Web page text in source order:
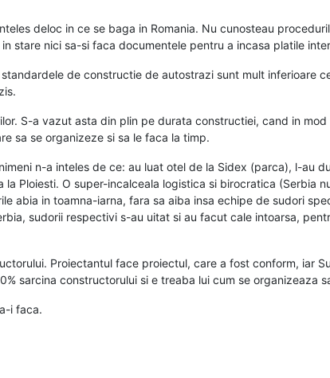
deloc in ce se baga in Romania. Nu cunosteau
stare nici sa-si faca documentele pentru a incasa platile
de constructie de autostrazi sunt mult inferioare
S-a vazut asta din plin pe durata constructiei, cand in
sa se organizeze si sa le faca la timp.
n-a inteles de ce: au luat otel de la Sidex (parca), l-au
Ploiesti. O super-incalceala logistica si birocratica (Serbia
abia in toamna-iarna, fara sa aiba insa echipe de sudori
sudorii respectivi s-au uitat si au facut cale intoarsa,
Proiectantul face proiectul, care a fost conform, iar
sarcina constructorului si e treaba lui cum se organizeaza
i faca.